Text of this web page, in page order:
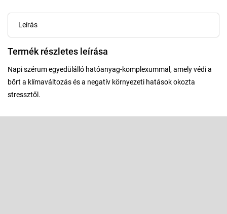
Leírás
Termék részletes leírása
Napi szérum egyedülálló hatóanyag-komplexummal, amely védi a
bőrt a klímaváltozás és a negatív környezeti hatások okozta
stressztől.